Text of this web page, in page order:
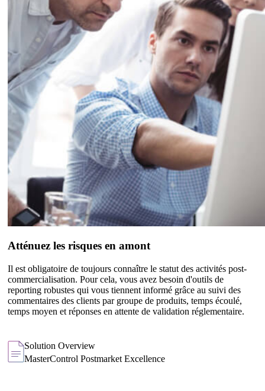
Atténuez les risques en amont
Il est obligatoire de toujours connaître le statut des activités post-
commercialisation. Pour cela, vous avez besoin d'outils de
reporting robustes qui vous tiennent informé grâce au suivi des
commentaires des clients par groupe de produits, temps écoulé,
temps moyen et réponses en attente de validation réglementaire.
Solution Overview
MasterControl Postmarket Excellence